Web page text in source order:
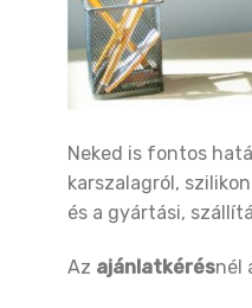
Neked is fontos
karszalagról,
és a gyártási,
Az ajánlatkérésnél